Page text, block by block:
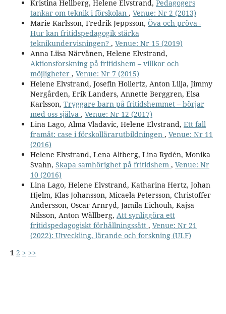
Kristina Hellberg, Helene Elvstrand, Pedagogers
tankar om teknik i förskolan , Venue: Nr 2 (2013)
Marie Karlsson, Fredrik Jeppsson, Öva och pröva -
Hur kan fritidspedagogik stärka
teknikundervisningen? , Venue: Nr 15 (2019)
Anna Liisa Närvänen, Helene Elvstrand,
Aktionsforskning på fritidshem – villkor och
möjligheter , Venue: Nr 7 (2015)
Helene Elvstrand, Josefin Hollertz, Anton Lilja, Jimmy
Nergården, Erik Landers, Annette Berggren, Elsa
Karlsson, Tryggare barn på fritidshemmet – börjar
med oss själva , Venue: Nr 12 (2017)
Lina Lago, Alma Vladavic, Helene Elvstrand, Ett fall
framåt: case i förskollärarutbildningen , Venue: Nr 11
(2016)
Helene Elvstrand, Lena Altberg, Lina Rydén, Monika
Svahn, Skapa samhörighet på fritidshem , Venue: Nr
10 (2016)
Lina Lago, Helene Elvstrand, Katharina Hertz, Johan
Hjelm, Klas Johansson, Micaela Petersson, Christoffer
Andersson, Oscar Arnryd, Jamila Eichouh, Kajsa
Nilsson, Anton Wållberg, Att synliggöra ett
fritidspedagogiskt förhållningssätt , Venue: Nr 21
(2022): Utveckling, lärande och forskning (ULF)
1 2 > >>